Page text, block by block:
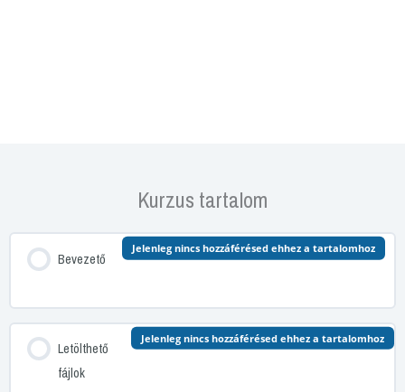
Kurzus tartalom
Bevezető
Jelenleg nincs hozzáférésed ehhez a tartalomhoz
Letölthető
fájlok
Jelenleg nincs hozzáférésed ehhez a tartalomhoz